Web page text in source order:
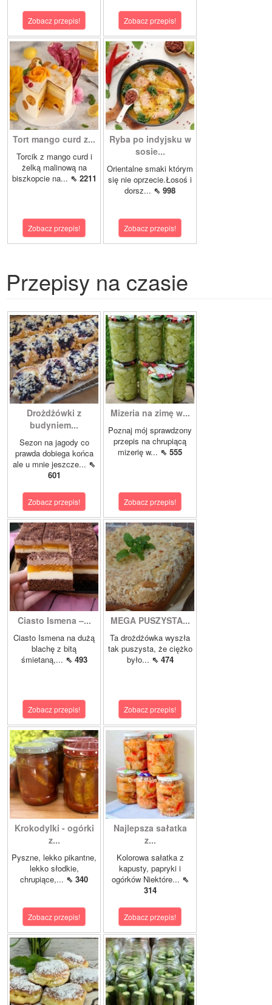
Zobacz przepis! Zobacz przepis!
Tort mango curd z...
Torcik z mango curd i
żelką malinową na
biszkopcie na... ⇖ 2211
Zobacz przepis!
Ryba po indyjsku w
sosie...
Orientalne smaki którym
się nie oprzecie.Łosoś i
dorsz... ⇖ 998
Zobacz przepis!
Przepisy na czasie
Drożdżówki z
budyniem...
Sezon na jagody co
prawda dobiega końca
ale u mnie jeszcze... ⇖
601
Zobacz przepis!
Mizeria na zimę w...
Poznaj mój sprawdzony
przepis na chrupiącą
mizerię w... ⇖ 555
Zobacz przepis!
Ciasto Ismena –...
Ciasto Ismena na dużą
blachę z bitą
śmietaną,... ⇖ 493
Zobacz przepis!
MEGA PUSZYSTA...
Ta drożdżówka wyszła
tak puszysta, że ciężko
było... ⇖ 474
Zobacz przepis!
Krokodylki - ogórki
z...
Pyszne, lekko pikantne,
lekko słodkie,
chrupiące,... ⇖ 340
Zobacz przepis!
Najlepsza sałatka
z...
Kolorowa sałatka z
kapusty, papryki i
ogórków Niektóre... ⇖
314
Zobacz przepis!